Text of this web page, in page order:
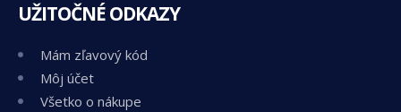
UŽITOČNÉ ODKAZY
Mám zľavový kód
Môj účet
Všetko o nákupe